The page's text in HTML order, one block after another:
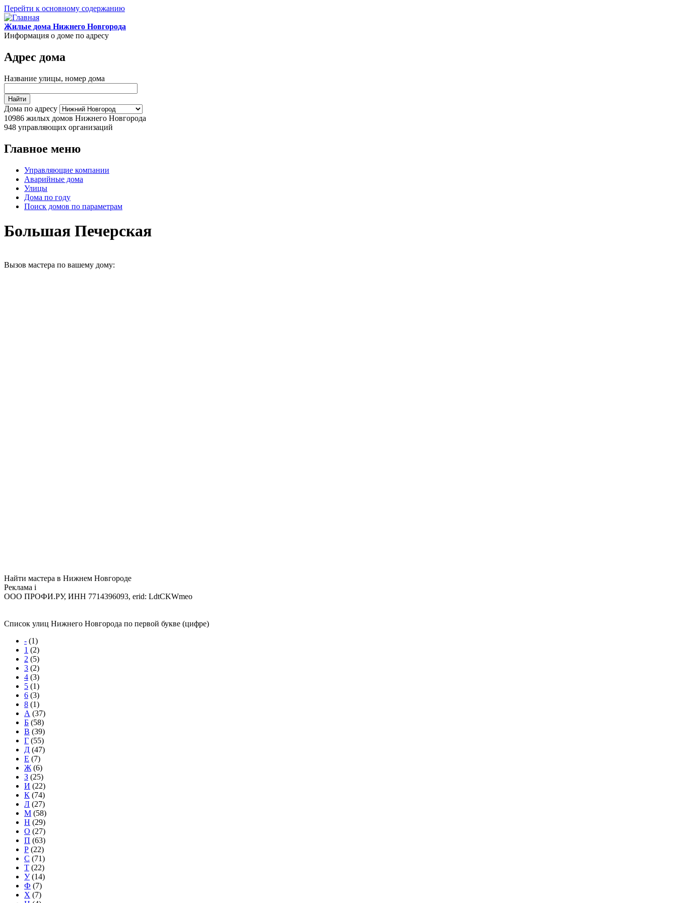
Перейти к основному содержанию
Жилые дома Нижнего Новгорода
Информация о доме по адресу
Адрес дома
Название улицы, номер дома
Дома по адресу
10986 жилых домов Нижнего Новгорода
948 управляющих организаций
Главное меню
Управляющие компании
Аварийные дома
Улицы
Дома по году
Поиск домов по параметрам
Большая Печерская
Вызов мастера по вашему дому:
Найти мастера в Нижнем Новгороде
Реклама i
ООО ПРОФИ.РУ, ИНН 7714396093, erid: LdtCKWmeo
Список улиц Нижнего Новгорода по первой букве (цифре)
- (1)
1 (2)
2 (5)
3 (2)
4 (3)
5 (1)
6 (3)
8 (1)
А (37)
Б (58)
В (39)
Г (55)
Д (47)
Е (7)
Ж (6)
З (25)
И (22)
К (74)
Л (27)
М (58)
Н (29)
О (27)
П (63)
Р (22)
С (71)
Т (22)
У(14)
Ф (7)
Х (7)